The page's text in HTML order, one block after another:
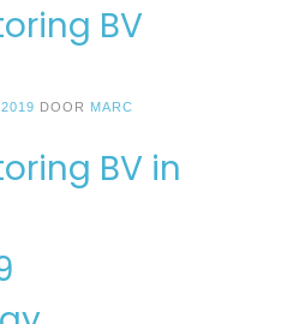
BV
DOOR MARC
BV in